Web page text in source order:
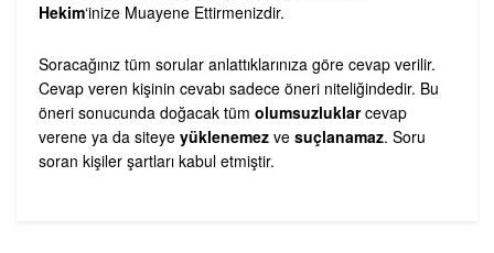
Hekim‘inize Muayene Ettirmenizdir.
Soracağınız tüm sorular anlattıklarınıza göre cevap verilir.
Cevap veren kişinin cevabı sadece öneri niteliğindedir. Bu
öneri sonucunda doğacak tüm olumsuzluklarcevap
verene ya da siteye yüklenemez ve suçlanamaz. Soru
soran kişiler şartları kabul etmiştir.